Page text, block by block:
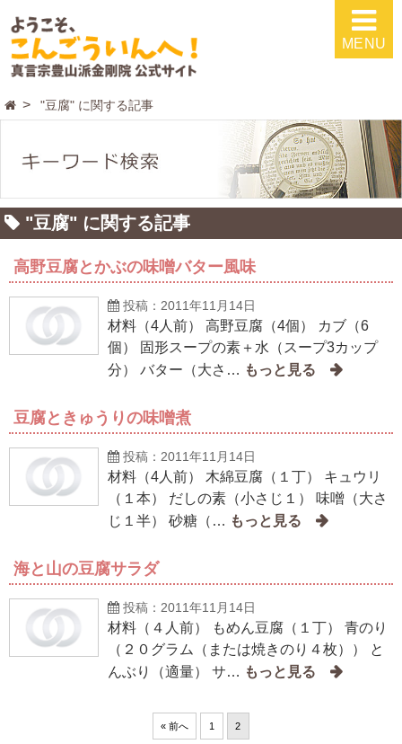
MENU
"豆腐" に関する記事
"豆腐" に関する記事
高野豆腐とかぶの味噌バター風味
投稿：2011年11月14日
材料（4人前） 高野豆腐（4個） カブ（6
個） 固形スープの素＋水（スープ3カップ
分） バター（大さ…
豆腐ときゅうりの味噌煮
投稿：2011年11月14日
材料（4人前） 木綿豆腐（１丁） キュウリ
（１本） だしの素（小さじ１） 味噌（大さ
じ１半） 砂糖（…
海と山の豆腐サラダ
投稿：2011年11月14日
材料（４人前） もめん豆腐（１丁） 青のり
（２０グラム（または焼きのり４枚）） と
んぶり（適量） サ…
« 前へ 1 2